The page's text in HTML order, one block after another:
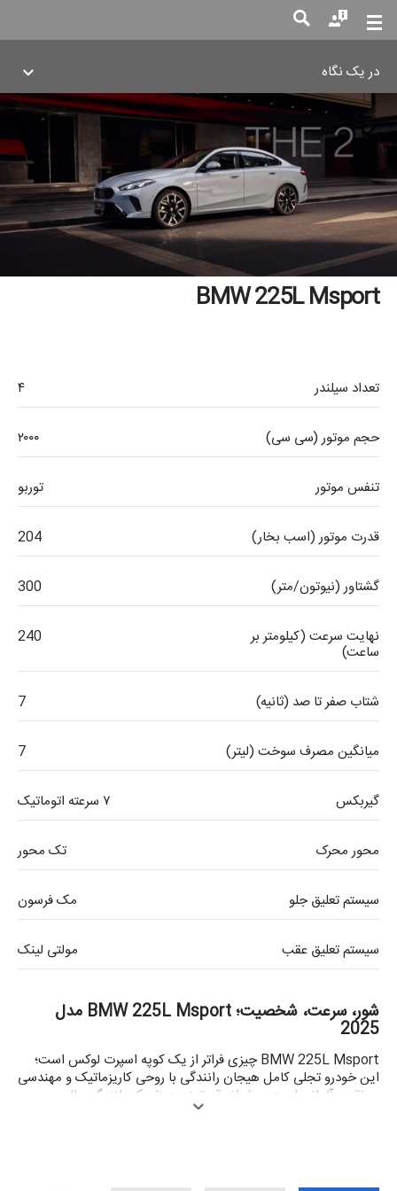
جست
جو
در یک نگاه
BMW 225L Msport
تعداد سیلندر ۴
حجم موتور (سی سی) ۲۰۰۰
تنفس موتور توربو
قدرت موتور (اسب بخار) 204
گشتاور (نیوتون/متر) 300
نهایت سرعت (کیلومتر بر
ساعت)
240
شتاب صفر تا صد (ثانیه) 7
میانگین مصرف سوخت (لیتر) 7
گیربکس ۷ سرعته اتوماتیک
محور محرک تک محور
سیستم تعلیق جلو مک فرسون
سیستم تعلیق عقب مولتی لینک
شور، سرعت، شخصیت؛ BMW 225L Msport مدل
2025
BMW 225L Msport چیزی فراتر از یک کوپه اسپرت لوکس است؛
این خودرو تجلی کامل هیجان رانندگی با روحی کاریزماتیک و مهندسی
بی‌نقص آلمانی است. پیشرانه قدرتمند، دینامیک رانندگی عالی و
هماهنگی بی‌نظیر اجزای فنی، حس تسلط کامل و ارتباط مستقیم با
استارت می‌زنید، به وجدتان می‌آورد.